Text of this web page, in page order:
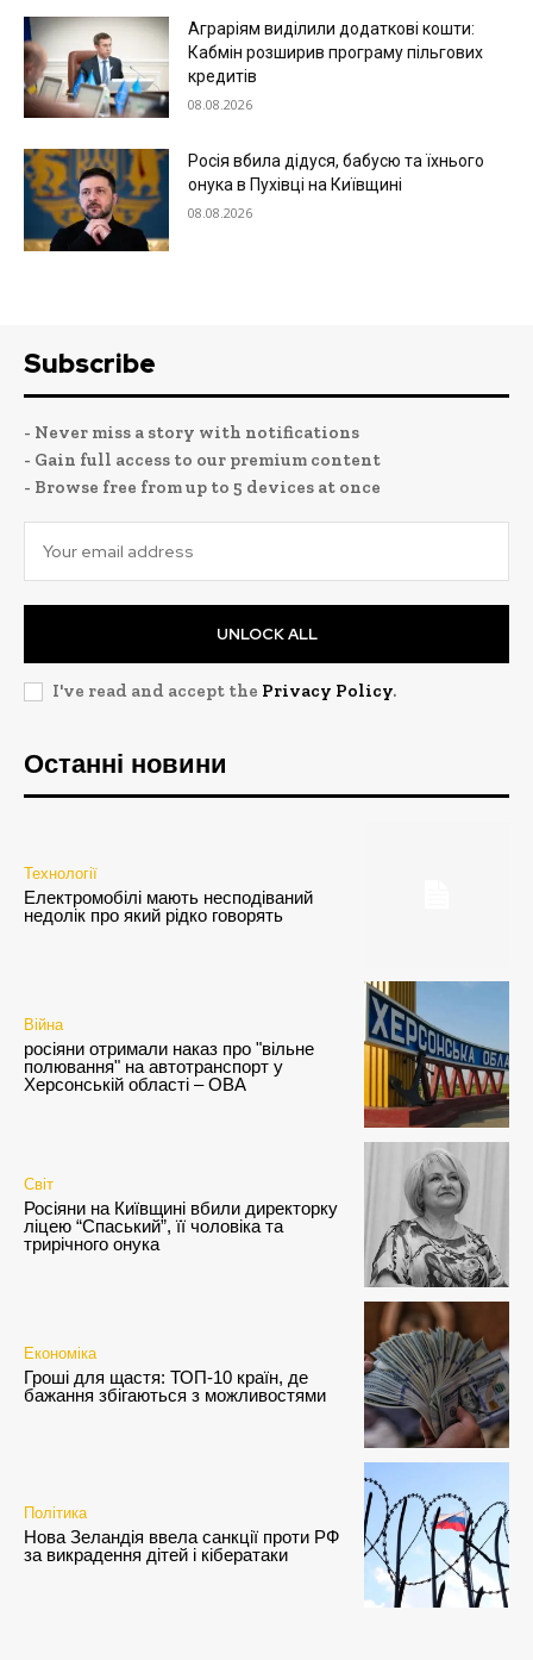
Аграріям виділили додаткові кошти:
Кабмін розширив програму пільгових
кредитів
08.08.2026
Росія вбила дідуся, бабусю та їхнього
онука в Пухівці на Київщині
08.08.2026
Subscribe
- Never miss a story with notifications
- Gain full access to our premium content
- Browse free from up to 5 devices at once
UNLOCK ALL
I've read and accept the Privacy Policy.
Останні новини
Технології
Електромобілі мають несподіваний
недолік про який рідко говорять
Війна
росіяни отримали наказ про "вільне
полювання" на автотранспорт у
Херсонській області – ОВА
Світ
Росіяни на Київщині вбили директорку
ліцею “Спаський”, її чоловіка та
трирічного онука
Економіка
Гроші для щастя: ТОП-10 країн, де
бажання збігаються з можливостями
Політика
Нова Зеландія ввела санкції проти РФ
за викрадення дітей і кібератаки